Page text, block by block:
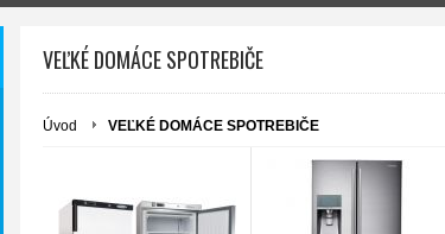
VEĽKÉ DOMÁCE SPOTREBIČE
Úvod VEĽKÉ DOMÁCE SPOTREBIČE